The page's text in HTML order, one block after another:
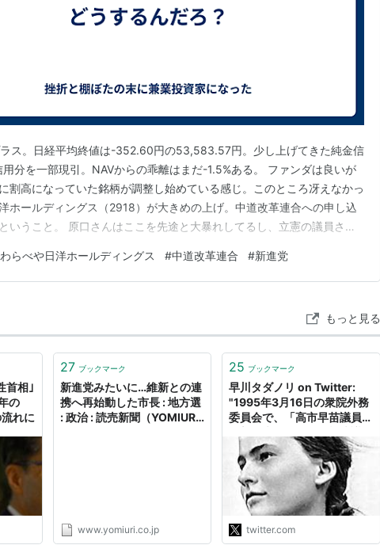
ス。日経平均終値は-352.60円の53,583.57円。少し上げてきた純金信
分を一部現引。NAVからの乖離はまだ-1.5%ある。 ファンダは良いが
割高になっていた銘柄が調整し始めている感じ。このところ冴えなかっ
ホールディングス（2918）が大きめの上げ。中道改革連合への申し込
いうこと。 原口さんはここを先途と大暴れしてるし、立憲の議員さん
いんだろうなぁ。
わらべや日洋ホールディングス #中道改革連合 #新進党
もっと見る
首相｣
の
れに
27 ブックマーク
新進党みたいに…維新との連
携へ再始動した市長 : 地方選
: 政治 : 読売新聞（YOMIURI
www.yomiuri.co.jp
25 ブックマーク
早川タダノリ on Twitter:
"1995年3月16日の衆院外務
委員会で、「高市早苗議員
に反対する立場からかっての
戦争の謝罪の問題に言及し、
「少なくとも私自身は、当事
者とは言えない世代ですか
ら、反省なんかしておりませ
んし、反省を求められる…
https://t.co/XrQ04zxczb"
twitter.com